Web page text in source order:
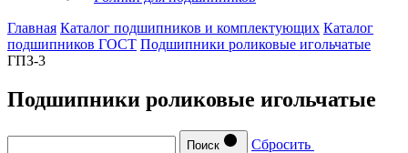
Главная Каталог подшипников и комплектующих Каталог
подшипников ГОСТ Подшипники роликовые игольчатые
ГПЗ-3
Подшипники роликовые игольчатые
Поиск
Сбросить